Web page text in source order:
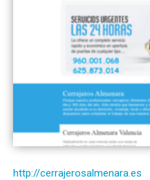
http://cerrajerosalmenara.es